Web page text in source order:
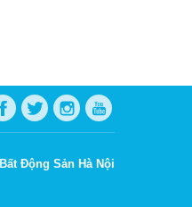
Bất Động Sản Hà Nội